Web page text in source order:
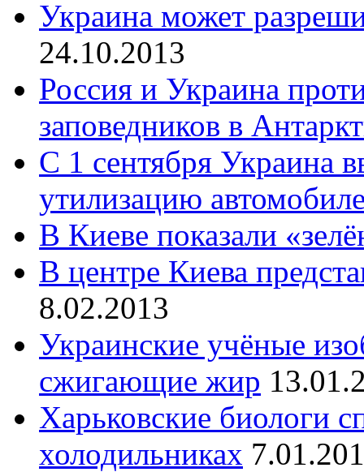
Украина может
24.10.2013
Россия и Украина
заповедников в
С 1 сентября Украина
утилизацию
В Киеве показали
В центре Киева
8.02.2013
Украинские учёные
сжигающие жир
Харьковские биологи
холодильниках